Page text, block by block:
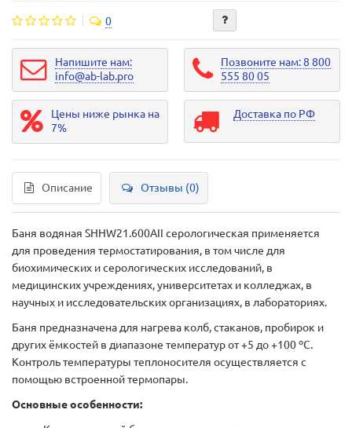
0
Напишите нам:
info@ab-lab.pro
Позвоните нам: 8 800
555 80 05
Цены ниже рынка на
7%
Доставка по РФ
Описание Отзывы (0)
Баня водяная SHHW21.600АII серологическая применяется
для проведения термостатирования, в том числе для
биохимических и серологических исследований, в
медицинских учреждениях, университетах и колледжах, в
научных и исследовательских организациях, в лабораториях.
Баня предназначена для нагрева колб, стаканов, пробирок и
других ёмкостей в диапазоне температур от +5 до +100 ºС.
Контроль температуры теплоносителя осуществляется с
помощью встроенной термопары.
Основные особенности: